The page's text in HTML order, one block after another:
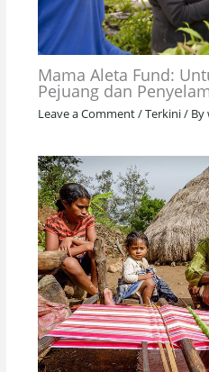
Mama Aleta Fund:
Pejuang dan
Leave a Comment/Terkini/ By